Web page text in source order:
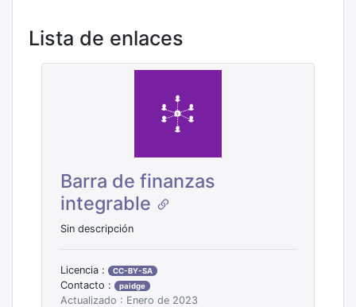
Lista de enlaces
Barra de finanzas
integrable
Sin descripción
Licencia : CC-BY-SA
Contacto : paidge
Actualizado : Enero de 2023